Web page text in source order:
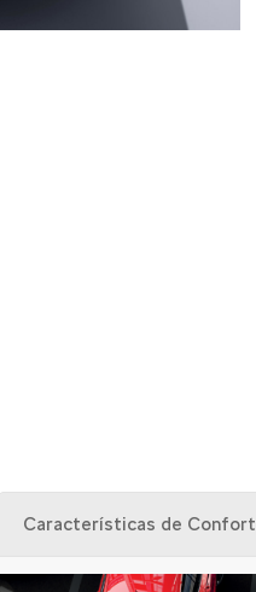
Características de Confort